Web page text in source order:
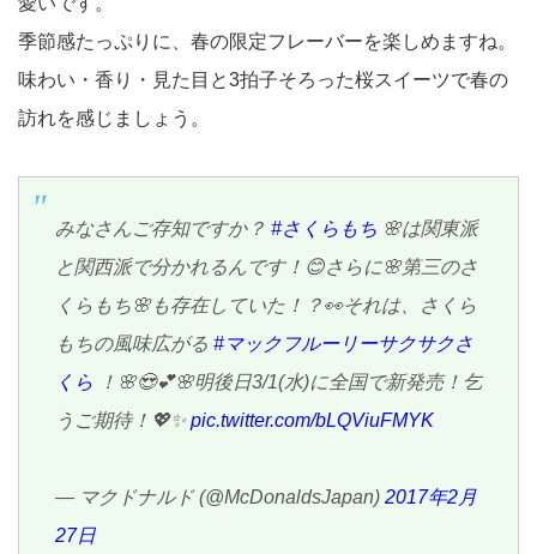
季節感たっぷりに、春の限定フレーバーを楽しめますね。
味わい・香り・見た目と3拍子そろった桜スイーツで春の
訪れを感じましょう。
みなさんご存知ですか？ #さくらもち 🌸は関東派
と関西派で分かれるんです！😊さらに🌸第三のさ
くらもち🌸も存在していた！？👀それは、さくら
もちの風味広がる #マックフルーリーサクサクさ
くら
！🌸😍💕🌸明後日3/1(水)に全国で新発売！乞
うご期待！💖✨pic.twitter.com/bLQViuFMYK
— マクドナルド (@McDonaldsJapan) 2017年2月
27日